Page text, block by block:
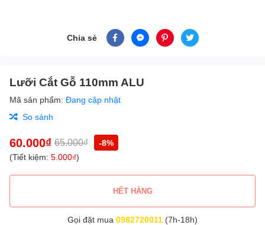
Chia sẻ
Lưỡi Cắt Gỗ 110mm ALU
Mã sản phẩm: Đang cập nhật
So sánh
60.000₫ 65.000₫
-8%
(Tiết kiệm: 5.000₫)
HẾT HÀNG
Gọi đặt mua 0982720011 (7h-18h)